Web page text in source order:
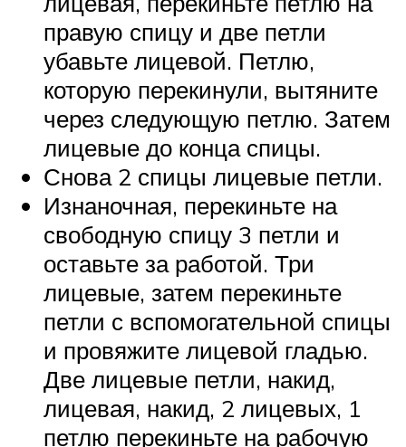
правую спицу и две петли
убавьте лицевой. Петлю,
которую перекинули, вытяните
через следующую петлю. Затем
лицевые до конца спицы.
Снова 2 спицы лицевые петли.
Изнаночная, перекиньте на
свободную спицу 3 петли и
оставьте за работой. Три
лицевые, затем перекиньте
петли с вспомогательной спицы
и провяжите лицевой гладью.
Две лицевые петли, накид,
лицевая, накид, 2 лицевых, 1
петлю перекиньте на рабочую